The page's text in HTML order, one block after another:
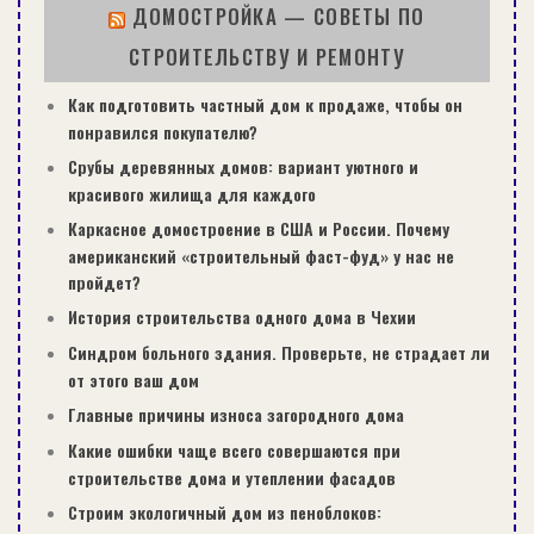
саморезами по металлу с помощью
Если предполагается утепление двери,
то следует установить обрешетку из
деревянных реек. Каркас также
фиксируется саморезами.
Теплоизолятор – поролон, пенопласт,
нарезается по размерам и
помещается между рейками
материал можно приклеить к
поверхности полотна. Ламели плотно
стыкуются и закрепляются на
обрешетке финишными гвоздями.
Инструкция по самостоятельной обшивке
двери вагонкой.
ДОМОСТРОЙКА — СОВЕТЫ ПО
СТРОИТЕЛЬСТВУ И РЕМОНТУ
Как подготовить частный дом к продаже, чтобы он
понравился покупателю?
Срубы деревянных домов: вариант уютного и
красивого жилища для каждого
Каркасное домостроение в США и России. Почему
американский «строительный фаст-фуд» у нас не
пройдет?
История строительства одного дома в Чехии
Синдром больного здания. Проверьте, не страдает ли
от этого ваш дом
Главные причины износа загородного дома
Какие ошибки чаще всего совершаются при
строительстве дома и утеплении фасадов
Строим экологичный дом из пеноблоков: